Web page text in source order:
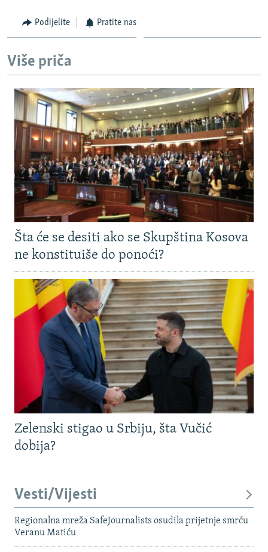
Podijelite Pratite nas
Više priča
Šta će se desiti ako se Skupština Kosova
ne konstituiše do ponoći?
Zelenski stigao u Srbiju, šta Vučić
dobija?
Vesti/Vijesti
Regionalna mreža SafeJournalists osudila prijetnje smrću
Veranu Matiću